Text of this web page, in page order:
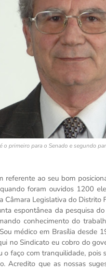
o primeiro para o Senado e segundo
ao seu bom
foram ouvidos 1200
Câmara Legislativa do
da pesquisa do
conhecimento do
médico em Brasília desde
no Sindicato eu cobro do
o faço com tranquilidade,
Acredito que as nossas